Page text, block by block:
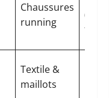
Chaussures
running
(100%
Textile &
maillots